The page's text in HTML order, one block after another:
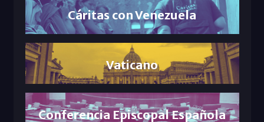
Cáritas con Venezuela
Vaticano
Conferencia Episcopal Española